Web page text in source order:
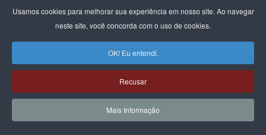
Usamos cookies para melhorar sua experiência em nosso site. Ao navegar
neste site, você concorda com o uso de cookies.
OK! Eu entendi.
Recusar
Mais Informação